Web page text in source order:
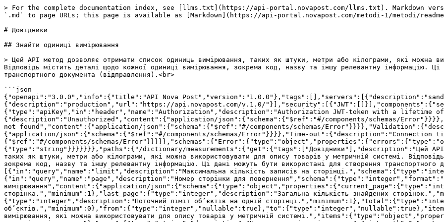
> For the complete documentation index, see [llms.txt](https://api-portal.novapost.com/llms.txt). Markdown versions of documentation pages are available by appending `.md` to page URLs; this page is available as [Markdown](https://api-portal.novapost.com/metodi-1/metodi/readme/dovidniki.md).

# Довідники

## Знайти одиниці вимірювання

> Цей API метод дозволяє отримати список одиниць вимірювання, таких як штуки, метри або кілограми, які можна використовувати для опису товарів у метричній системі. Відповідь містить деталі щодо кожної одиниці вимірювання, зокрема код, назву та іншу релевантну інформацію. Ці дані можуть бути використані для створення транспортного документа (відправлення).<br>

```json
{"openapi":"3.0.0","info":{"title":"API Nova Post","version":"1.0.0"},"tags":[],"servers":[{"description":"sandbox","url":"https://api-stage.novapost.com/v.1.0/"},{"description":"production","url":"https://api.novapost.com/v.1.0/"}],"security":[{"JWT":[]}],"components":{"securitySchemes":{"JWT":{"type":"apiKey","in":"header","name":"Authorization","description":"Authorization JWT-token with a lifetime of 1 hour in header"}},"responses":{"Unauthorized":{"description":"Unauthorized","content":{"application/json":{"schema":{"$ref":"#/components/schemas/Error"}}}},"NotFound":{"description":"The specified resource was not found","content":{"application/json":{"schema":{"$ref":"#/components/schemas/Error"}}}},"Validation":{"description":"Validation error","content":{"application/json":{"schema":{"$ref":"#/components/schemas/Error"}}}},"Time-out":{"description":"Connection time-out","content":{"application/json":{"schema":{"$ref":"#/components/schemas/Error"}}}}},"schemas":{"Error":{"type":"object","properties":{"errors":{"type":"object","properties":{"":{"type":"string"}}}}}}},"paths":{"/dictionary/measurements":{"get":{"tags":["Довідники"],"description":"Цей API метод дозволяє отримати список одиниць вимірювання, таких як штуки, метри або кілограми, які можна використовувати для опису товарів у метричній системі. Відповідь містить деталі щодо кожної одиниці вимірювання, зокрема код, назву та іншу релевантну інформацію. Ці дані можуть бути використані для створення транспортного документа (відправлення).\n","parameters":[{"in":"query","name":"limit","description":"Максимальна кількість записів на сторінці.","schema":{"type":"integer","format":"int32","default":15}},{"in":"query","name":"page","description":"Номер сторінки для повернення","schema":{"type":"integer","format":"int32"}}],"responses":{"200":{"description":"Одиниці вимірювання","content":{"application/json":{"schema":{"type":"object","properties":{"current_page":{"type":"integer","description":"Поточна сторінка.","minimum":1},"last_page":{"type":"integer","description":"Загальна кількість знайдених сторінок.","minimum":1},"per_page":{"type":"integer","description":"Поточний ліміт об’єктів на одній сторінці.","minimum":1},"total":{"type":"integer","description":"Загальна кількість знайдених об’єктів.","minimum":0},"from":{"type":"integer","nullable":true},"to":{"type":"integer","nullable":true},"items":{"type":"array","description":"Список одиниць вимірювання, які можна використовувати для опису товарів у метричній системі.","items":{"type":"object","properties":{"code":{"type":"string","description":"Код одиниці вимірювання."},"name":{"type":"string","description":"Назва одиниці вимірювання.","minLength":2,"maxLength":100},"shortname":{"type":"string","description":"Скорочена назва одиниці вимірювання.","minLength":1,"maxLength":20},"createdAt":{"type":"string","description":"Дата й час додавання елемента до списку."},"updatedAt":{"type":"string","description":"Дата й час оновлення елемента."},"deletedAt":{"type":"string","description":"Дата й час видалення; якщо не видалено — null.","nullable":true}}}}}}}}},"401":{"$ref":"#/components/responses/Unauthorized"},"404":{"$ref":"#/components/responses/NotFound"},"422":{"$ref":"#/components/responses/Validation"},"503":{"$ref":"#/components/responses/Time-out"}},"summary":"Знайти одиниці вимірювання"}}}}
```

## Знайти відділення

> Цей API метод дозволяє отримати список власних і партнерських вантажних відділень (divisions) та поштоматів, доступних у межах країни. Передаючи код країни як параметр, можна отримати повний перелік відділень і пов’язану з ними інформацію. Відповідь зазвичай містить такі дані, як назва відділення, номер, адреса, ідентифікатор, інформація про країну та місто, тип відділення, графік роботи, обідні перерви (для європейських відділень, де це застосовується) й інші релевантні атрибути. Ці дані можуть бути використані для створення транспортного документа (відправлення).<br>

```json
{"openapi":"3.0.0","info":{"title":"API Nova Post","version":"1.0.0"},"tags":[],"servers":[{"description":"sandbox","url":"https://api-stage.novapost.com/v.1.0/"},{"description":"production","url":"https://api.novapost.com/v.1.0/"}],"security":[{"JWT":[]}],"components":{"securitySchemes":{"JWT":{"type":"apiKey","in":"header","name":"Authorization","description":"Authorization JWT-token with a lifetime of 1 hour in header"}},"responses":{"Unauthorized":{"description":"Unauthorized","content":{"application/json":{"schema":{"$ref":"#/components/schemas/Error"}}}},"NotFound":{"description":"The specified resource was not found","content":{"application/json":{"schema":{"$ref":"#/components/schemas/Error"}}}},"Validation":{"description":"Validation error","content":{"application/json":{"schema":{"$ref":"#/components/schemas/Error"}}}},"Time-out":{"description":"Connection time-out","content":{"application/json":{"schema":{"$ref":"#/components/schemas/Error"}}}}},"schemas":{"Error":{"type":"object","properties":{"errors":{"type":"object","properties":{"":{"type":"string"}}}}}}},"paths":{"/divisions":{"get":{"tags":["Довідники"],"description":"Цей API метод дозволяє отримати список власних і партнерських вантажних відділень (divisions) та поштоматів, доступних у межах країни. Передаючи код країни як параметр, можна отримати повний перелік відділень і пов’язану з ними інформацію. Відповідь зазвичай містить такі дані, як назва відділення, номер, адреса, ідентифікатор, інформація про країну та місто, тип відділення, графік роботи, обідні перерви (для європейських відділень, де це застосовується) й інші релевантні атрибути. Ці дані можуть бути використані для створення транспортного документа (відправлення).\n","parameters":[{"in":"header","name":"Accept-language","description":"Щоб отримати опис відділення певною мовою, передайте необхідний мовний код (стандарт ISO 639-1) у header-параметрі з назвою `accept-language`. Якщо переклад